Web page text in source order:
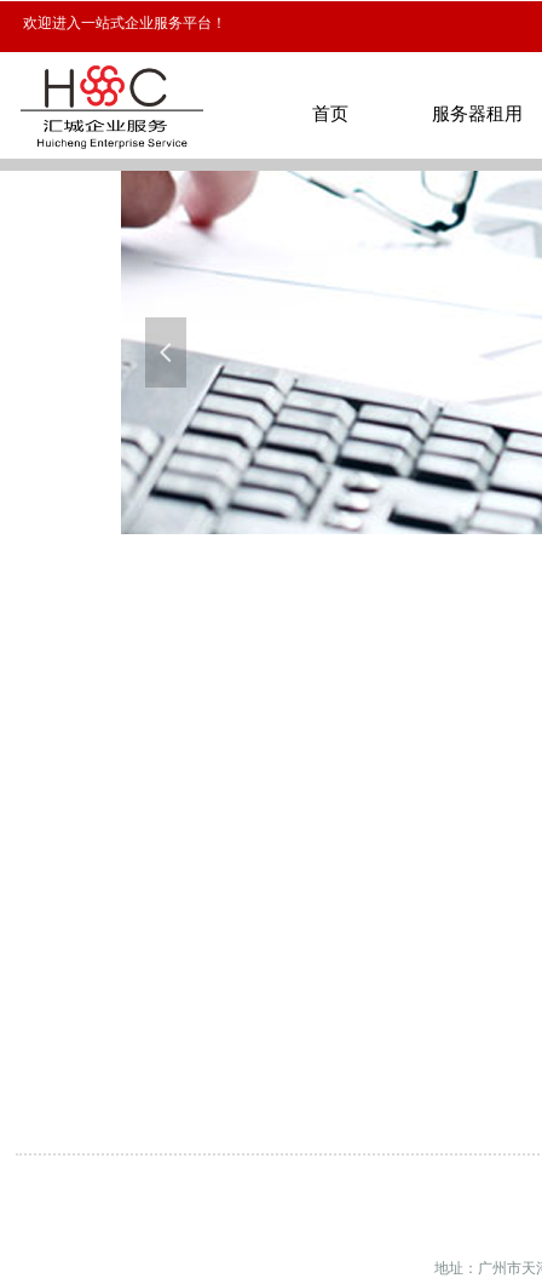
欢迎进入一站式企业服务平台！
首页 服务器租用
服务器租用
넳
地址：广州市天